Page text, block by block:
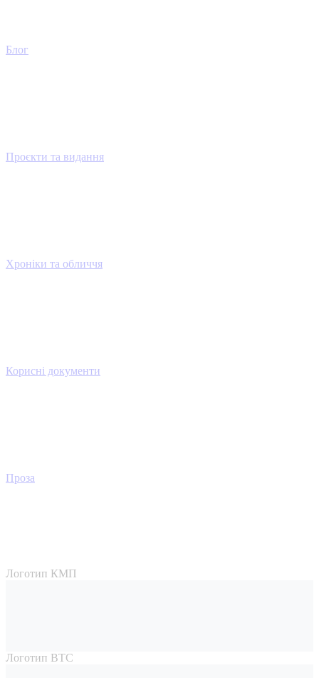
Блог
Проєкти та видання
Хроніки та обличчя
Корисні документи
Проза
Логотип КМП
Логотип ВТС